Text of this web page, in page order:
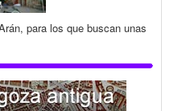
para los que buscan unas